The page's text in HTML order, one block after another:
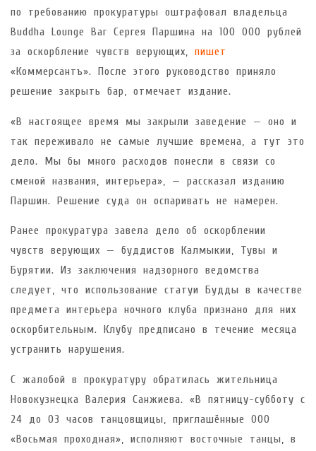
по требованию прокуратуры оштрафовал владельца
Buddha Lounge Bar Сергея Паршина на 100 000 рублей
за оскорбление чувств верующих, пишет
«Коммерсантъ». После этого руководство приняло
решение закрыть бар, отмечает издание.
«В настоящее время мы закрыли заведение — оно и
так переживало не самые лучшие времена, а тут это
дело. Мы бы много расходов понесли в связи со
сменой названия, интерьера», — рассказал изданию
Паршин. Решение суда он оспаривать не намерен.
Ранее прокуратура завела дело об оскорблении
чувств верующих — буддистов Калмыкии, Тувы и
Бурятии. Из заключения надзорного ведомства
следует, что использование статуи Будды в качестве
предмета интерьера ночного клуба признано для них
оскорбительным. Клубу предписано в течение месяца
устранить нарушения.
С жалобой в прокуратуру обратилась жительница
Новокузнецка Валерия Санжиева. «В пятницу-субботу с
24 до 03 часов танцовщицы, приглашённые ООО
«Восьмая проходная», исполняют восточные танцы, в